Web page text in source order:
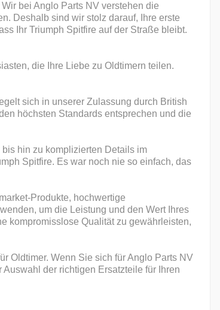
bei Anglo Parts NV verstehen die
Deshalb sind wir stolz darauf, Ihre erste
Ihr Triumph Spitfire auf der Straße bleibt.
die Ihre Liebe zu Oldtimern teilen.
sich in unserer Zulassung durch British
höchsten Standards entsprechen und die
hin zu komplizierten Details im
Spitfire. Es war noch nie so einfach, das
Produkte, hochwertige
um die Leistung und den Wert Ihres
kompromisslose Qualität zu gewährleisten,
Oldtimer. Wenn Sie sich für Anglo Parts NV
der richtigen Ersatzteile für Ihren